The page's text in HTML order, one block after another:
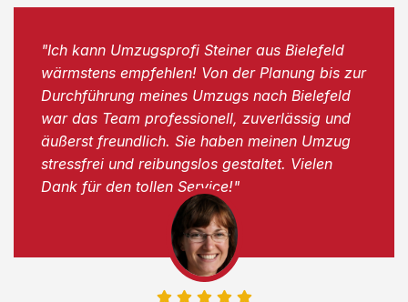
"Ich kann Umzugsprofi Steiner aus Bielefeld
wärmstens empfehlen! Von der Planung bis zur
Durchführung meines Umzugs nach Bielefeld
war das Team professionell, zuverlässig und
äußerst freundlich. Sie haben meinen Umzug
stressfrei und reibungslos gestaltet. Vielen
Dank für den tollen Service!"